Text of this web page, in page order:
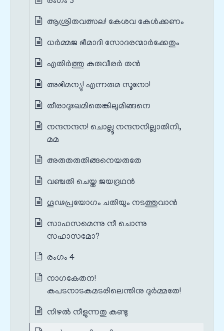
ആശ്രിതവത്സല! കേശവ കേള്‍ക്കണം
ധര്‍മ്മജ ഭീമാദി സോദരന്മാര്‍ക്കേതും
എതിര്‍ത്തു കുരുവീരര്‍ തന്‍
അഭിമന്യു! എന്നരുമ സൂനോ!
തീരാദുഃഖമിതെങ്കിലുമിങ്ങനെ
നന്ദനന്ദന! ചൊല്ലൂ നന്ദനനില്ലാതിനി,
മമ
അരുതരുതിങ്ങനെയരുതേ
വഞ്ചതി ചെയ്ത ജയദ്രഥന്‍
ഗൂഢപ്രയോഗം ചതിയും നടത്തുവാന്‍
സാഹസമെന്നു നീ ചൊന്നു
സഹാസമോ?
രംഗം 4
നാഗകേതന!
കപടനാടകമടരിലെന്തിനു ദുര്‍മ്മതേ!
നിഴല്‍ നീളുന്നതു കണ്ടു